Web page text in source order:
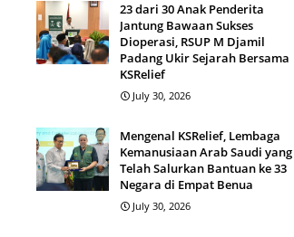
23 dari 30 Anak Penderita
Jantung Bawaan Sukses
Dioperasi, RSUP M Djamil
Padang Ukir Sejarah Bersama
KSRelief
July 30, 2026
Mengenal KSRelief, Lembaga
Kemanusiaan Arab Saudi yang
Telah Salurkan Bantuan ke 33
Negara di Empat Benua
July 30, 2026